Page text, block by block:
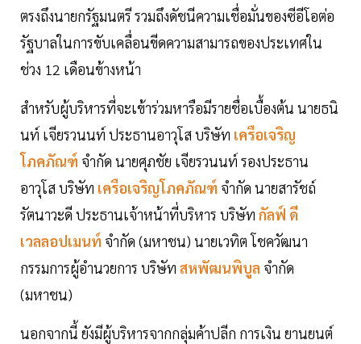
ตรงถึงนายกรัฐมนตรี รวมถึงดัชนีความเชื่อมั่นของซีอีโอต่อ
รัฐบาลในการขับเคลื่อนขีดความสามารถของประเทศใน
ช่วง 12 เดือนข้างหน้า
สำหรับผู้บริหารที่จะเข้าร่วมหารือมีรายชื่อเบื้องต้น นายธนิ
นท์ เจียรวนนท์ ประธานอาวุโส บริษัท เครือเจริญ
โภคภัณฑ์ จำกัด นายศุภชัย เจียรวนนท์ รองประธาน
อาวุโส บริษัท เครือเจริญโภคภัณฑ์ จำกัด นายสารัชถ์
รัตนาวะดี ประธานเจ้าหน้าที่บริหาร บริษัท กัลฟ์ ดี
เวลลอปเมนท์ จำกัด (มหาชน) นายเวทิต โชควัฒนา
กรรมการผู้อำนวยการ บริษัท สหพัฒนพิบูล จำกัด
(มหาชน)
นอกจากนี้ ยังมีผู้บริหารจากกลุ่มค้าปลีก การเงิน ยานยนต์